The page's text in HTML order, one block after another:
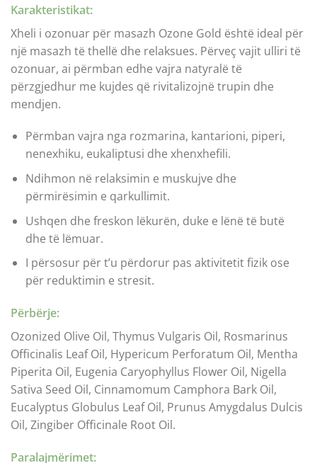
Karakteristikat:
Xheli i ozonuar për masazh Ozone Gold është ideal për
një masazh të thellë dhe relaksues. Përveç vajit ulliri të
ozonuar, ai përmban edhe vajra natyralë të
përzgjedhur me kujdes që rivitalizojnë trupin dhe
mendjen.
Përmban vajra nga rozmarina, kantarioni, piperi,
nenexhiku, eukaliptusi dhe xhenxhefili.
Ndihmon në relaksimin e muskujve dhe
përmirësimin e qarkullimit.
Ushqen dhe freskon lëkurën, duke e lënë të butë
dhe të lëmuar.
I përsosur për t’u përdorur pas aktivitetit fizik ose
për reduktimin e stresit.
Përbërje:
Ozonized Olive Oil, Thymus Vulgaris Oil, Rosmarinus
Officinalis Leaf Oil, Hypericum Perforatum Oil, Mentha
Piperita Oil, Eugenia Caryophyllus Flower Oil, Nigella
Sativa Seed Oil, Cinnamomum Camphora Bark Oil,
Eucalyptus Globulus Leaf Oil, Prunus Amygdalus Dulcis
Oil, Zingiber Officinale Root Oil.
Paralajmërimet: